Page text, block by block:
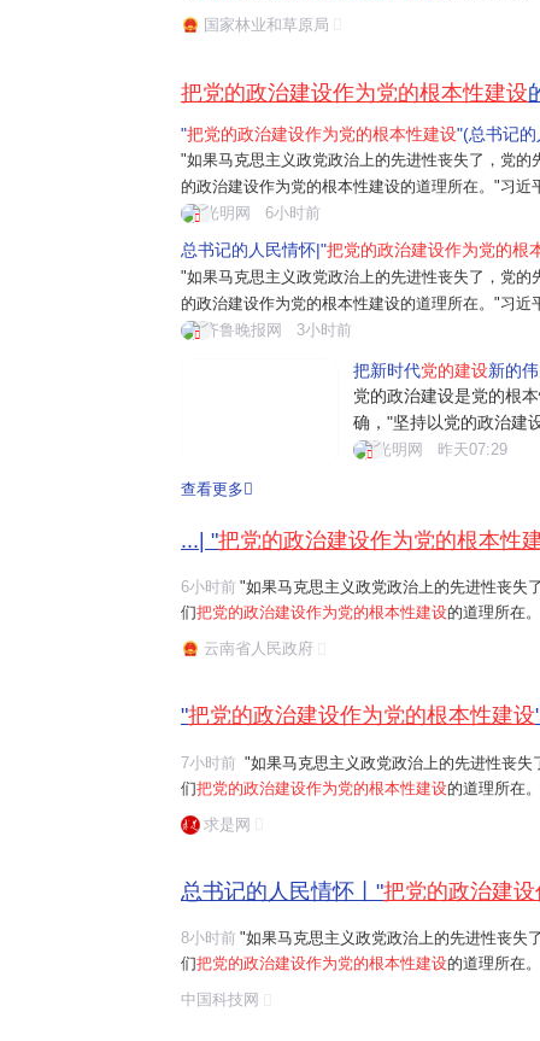
任务是保证全党服从中央,坚持党中央权威和集中
题。习近平总书记曾讲过一个长征故事:"红军...
国家林业和草原局
把党的政治建设作为党的根本性建设
"把党的政治建设作为党的根本性建设"(总书记
"如果马克思主义政党政治上的先进性丧失了，党
的政治建设作为党的根本性建设的道理所在。"习
是保证全党服从中央，坚持党中央权威和集中统一
近平总书记曾讲过一个长征故事："红军过草
光明网 6小时前
总书记的人民情怀|"把党的政治建设作为党的根
"如果马克思主义政党政治上的先进性丧失了，党
的政治建设作为党的根本性建设的道理所在。"习
是保证全党服从中央，坚持党中央权威和集中统一
齐鲁晚报网 3小时前
把新时代党的建设新的
党的政治建设是党的根
确，"坚持以党的政治建
为核心的党中央把党的
光明网 昨天07:29
查看更多
...| "把党的政治建设作为党的根本性
6小时前 "如果马克思主义政党政治上的先进性丧失
们把党的政治建设作为党的根本性建设的道理所在
任务是保证全党服从中央,坚持党中央权威和集中
云南省人民政府
"把党的政治建设作为党的根本性建设
7小时前
们把党的政治建设作为党的根本性建设的道理所在。"习近
任务是保证全党服从中央,坚持党中央权威和集中统
求是网
总书记的人民情怀丨"把党的政治建
8小时前 "如果马克思主义政党政治上的先进性丧失
们把党的政治建设作为党的根本性建设的道理所在
任务是保证全党服从中央,坚持党中央权威和集中
中国科技网